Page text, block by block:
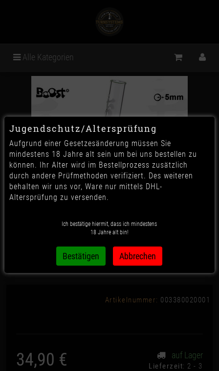
Alle Kategorien
Boost - Hangover Glass Bong
Artikelnummer: 003380020001
34,90 € auf Lager
Lieferzeit: 2 - 3
Jugendschutz/Altersprüfung
Aufgrund einer Gesetzesänderung müssen Sie
mindestens 18 Jahre alt sein um bei uns bestellen zu
können. Ihr Alter wird im Bestellprozess zusätzlich
durch andere Prüfmethoden verifiziert. Des weiteren
behalten wir uns vor, Ware nur mittels DHL-
Altersprüfung zu versenden.
Ich bestätige hiermit, dass ich mindestens
18 Jahre alt bin!